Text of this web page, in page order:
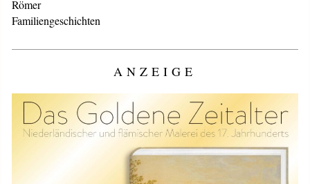
Römer
Familiengeschichten
ANZEIGE